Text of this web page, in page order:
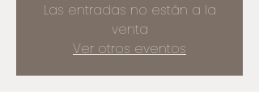
Las entradas no están a la
venta
Ver otros eventos